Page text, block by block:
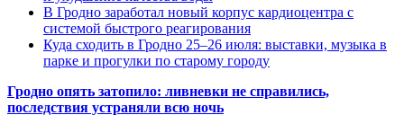
В Гродно заработал новый корпус кардиоцентра с
системой быстрого реагирования
Куда сходить в Гродно 25–26 июля: выставки, музыка в
парке и прогулки по старому городу
Гродно опять затопило: ливневки не справились,
последствия устраняли всю ночь